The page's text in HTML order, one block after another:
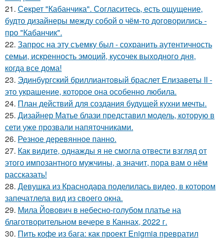
21. Секрет "Кабанчика". Согласитесь, есть ощущение,
будто дизайнеры между собой о чём-то договорились -
про "Кабанчик".
22. Запрос на эту съемку был - сохранить аутентичность
семьи, искренность эмоций, кусочек выходного дня,
когда все дома!
23. Эдинбургский бриллиантовый браслет Елизаветы II -
это украшение, которое она особенно любила.
24. План действий для создания будущей кухни мечты.
25. Дизайнер Матье блази представил модель, которую в
сети уже прозвали напяточниками.
26. Резное деревянное панно.
27. Как видите, однажды я не смогла отвести взгляд от
этого импозантного мужчины, а значит, пора вам о нём
рассказать!
28. Девушка из Краснодара поделилась видео, в котором
запечатлела вид из своего окна.
29. Мила Йовович в небесно-голубом платье на
благотворительном вечере в Каннах, 2022 г.
30. Пить кофе из бага: как проект Enigmia превратил